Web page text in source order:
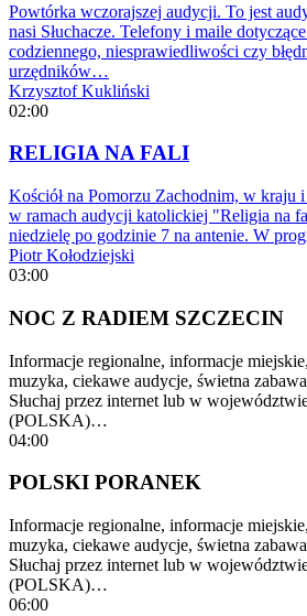
Powtórka wczorajszej audycji. To jest
nasi Słuchacze. Telefony i maile
codziennego, niesprawiedliwości czy
urzędników…
Krzysztof Kukliński
02:00
RELIGIA NA FALI
Kościół na Pomorzu Zachodnim, w kraju
w ramach audycji katolickiej "Religia na
niedzielę po godzinie 7 na antenie. W
Piotr Kołodziejski
03:00
NOC Z RADIEM SZCZECIN
Informacje regionalne, informacje
muzyka, ciekawe audycje, świetna
Słuchaj przez internet lub w
(POLSKA)…
04:00
POLSKI PORANEK
Informacje regionalne, informacje
muzyka, ciekawe audycje, świetna
Słuchaj przez internet lub w
(POLSKA)…
06:00